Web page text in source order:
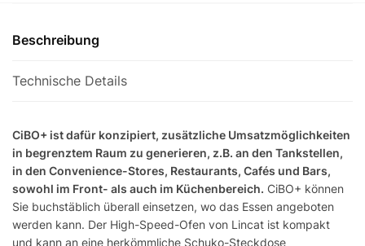
Menge
Beschreibung
Technische Details
CiBO+ ist dafür konzipiert, zusätzliche Umsatzmöglichkeiten
in begrenztem Raum zu generieren, z.B. an den Tankstellen,
in den Convenience-Stores, Restaurants, Cafés und Bars,
sowohl im Front- als auch im Küchenbereich. CiBO+ können
Sie buchstäblich überall einsetzen, wo das Essen angeboten
werden kann. Der High-Speed-Ofen von Lincat ist kompakt
und kann an eine herkömmliche Schuko-Steckdose